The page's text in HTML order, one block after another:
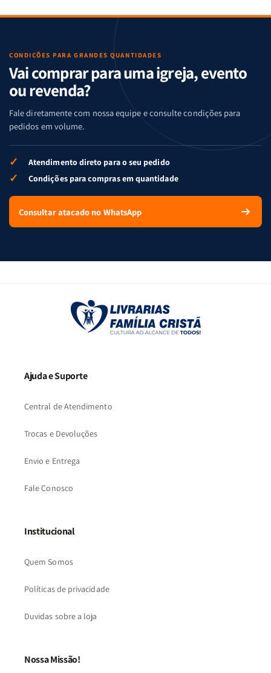
CONDIÇÕES PARA GRANDES QUANTIDADES
Vai comprar para uma igreja, evento
ou revenda?
Fale diretamente com nossa equipe e consulte condições para
pedidos em volume.
✓ Atendimento direto para o seu pedido
✓ Condições para compras em quantidade
Consultar atacado no WhatsApp
Ajuda e Suporte
Central de Atendimento
Trocas e Devoluções
Envio e Entrega
Fale Conosco
Institucional
Quem Somos
Políticas de privacidade
Duvidas sobre a loja
Nossa Missão!